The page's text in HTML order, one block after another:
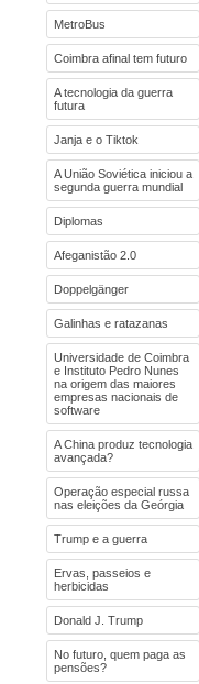
MetroBus
Coimbra afinal tem futuro
A tecnologia da guerra
futura
Janja e o Tiktok
A União Soviética iniciou a
segunda guerra mundial
Diplomas
Afeganistão 2.0
Doppelgänger
Galinhas e ratazanas
Universidade de Coimbra
e Instituto Pedro Nunes
na origem das maiores
empresas nacionais de
software
A China produz tecnologia
avançada?
Operação especial russa
nas eleições da Geórgia
Trump e a guerra
Ervas, passeios e
herbicidas
Donald J. Trump
No futuro, quem paga as
pensões?